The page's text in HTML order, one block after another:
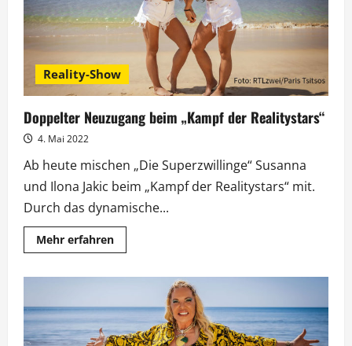
Reality-Show
Doppelter Neuzugang beim „Kampf der Realitystars“
4. Mai 2022
Ab heute mischen „Die Superzwillinge“ Susanna
und Ilona Jakic beim „Kampf der Realitystars“ mit.
Durch das dynamische...
Mehr erfahrenMehr
Informationen
Neuzugang
„Kampf
der
Realitystars“